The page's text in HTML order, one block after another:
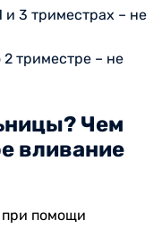
3 триместрах – не
триместре – не
Чем
вливание
помощи